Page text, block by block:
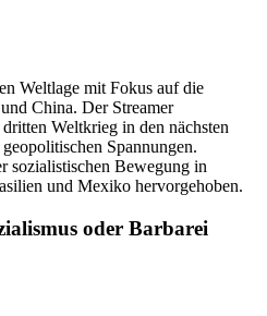
Weltlage mit Fokus auf die
China. Der Streamer
Weltkrieg in den nächsten
Spannungen.
sozialistischen Bewegung in
und Mexiko hervorgehoben.
oder Barbarei